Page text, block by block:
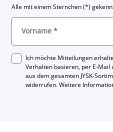
Alle mit einem Sternchen (*)
Vorname *
Ich möchte Mitteilungen
Verhalten basieren, per E-
aus dem gesamten JYSK-
widerrufen. Weitere